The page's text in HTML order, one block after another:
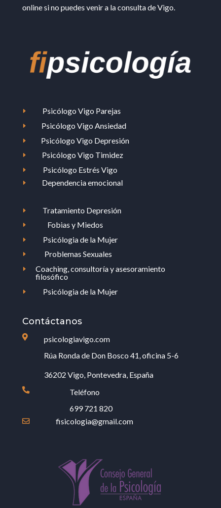
online si no puedes venir a la consulta de Vigo.
E Psicólogo Vigo Parejas
E Psicólogo Vigo Ansiedad
E Psicólogo Vigo Depresión
E Psicólogo Vigo Timidez
E Psicólogo Estrés Vigo
E Dependencia emocional
E Tratamiento Depresión
E Fobias y Miedos
E Psicólogia de la Mujer
E Problemas Sexuales
E
Coaching, consultoría y asesoramiento
filosófico
E Psicólogia de la Mujer
Contáctanos

psicologiavigo.com
Rúa Ronda de Don Bosco 41, oficina 5-6
36202 Vigo, Pontevedra, España

Teléfono
699 721 820
 fisicologia@gmail.com